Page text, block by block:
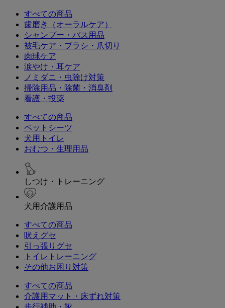
すべての商品
歯磨き（オーラルケア）
シャンプー・バス用品
被毛ケア・ブラシ・爪切り
肉球ケア
涙やけ・耳ケア
ノミダニ・虫除け対策
掃除用品・除菌・消臭剤
看護・投薬
すべての商品
ペットシーツ
犬用トイレ
おむつ・生理用品
しつけ・トレーニング
犬用介護用品
すべての商品
吠えグセ
引っ張りグセ
トイレトレーニング
その他お困り対策
すべての商品
介護用マット・床ずれ対策